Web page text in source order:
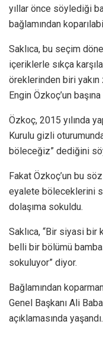
yıllar önce söylediği
bağlamından
Saklıca, bu seçim
içeriklerle sıkça
öreklerinden biri
Engin Özkoç’un
Özkoç, 2015 yılında
Kurulu gizli
böleceğiz” dediğini
Fakat Özkoç’un bu
eyalete böleceklerini
dolaşıma sokuldu.
Saklıca, “Bir siyasi bir
belli bir bölümü
sokuluyor” diyor.
Bağlamından
Genel Başkanı Ali
açıklamasında yaşandı.